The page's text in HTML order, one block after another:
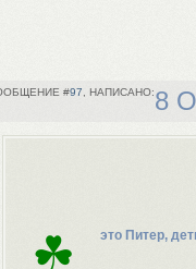
97 8
☘ это Питер,